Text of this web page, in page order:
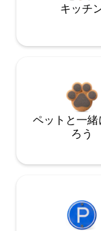
キッチ
ペットと一緒
ろう